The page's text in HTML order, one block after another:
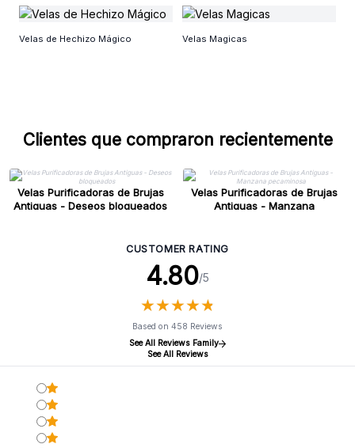
Velas de Hechizo Mágico Velas Magicas
Clientes que compraron recientemente
Velas Purificadoras de Brujas
Antiguas - Deseos bloqueados
Velas Purificadoras de Brujas
Antiguas - Manzana
CUSTOMER RATING
4.80/5
★★★★★
★★★★★
Based on 458 Reviews
See All Reviews Family
See All Reviews